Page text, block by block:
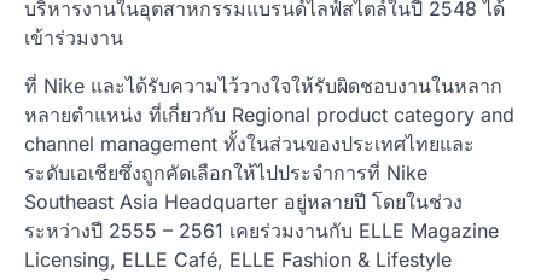
บริหารงานในอุตสาหกรรมแบรนด์ไลฟ์สไตล์ในปี 2548 ได้
เข้าร่วมงาน
ที่ Nike และได้รับความไว้วางใจให้รับผิดชอบงานในหลาก
หลายตำแหน่ง ที่เกี่ยวกับ Regional product category and
channel management ทั้งในส่วนของประเทศไทยและ
ระดับเอเชียซึ่งถูกคัดเลือกให้ไปประจำการที่ Nike
Southeast Asia Headquarter อยู่หลายปี โดยในช่วง
ระหว่างปี 2555 – 2561 เคยร่วมงานกับ ELLE Magazine
Licensing, ELLE Café, ELLE Fashion & Lifestyle